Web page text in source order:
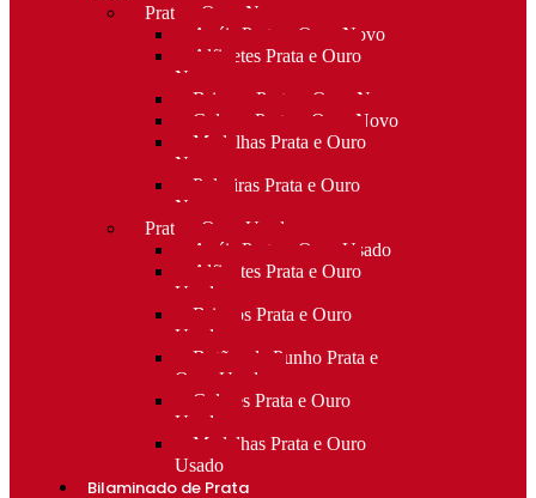
Prata e Ouro Novo
Anéis Prata e Ouro Novo
Alfinetes Prata e Ouro
Novo
Brincos Prata e Ouro Novo
Colares Prata e Ouro Novo
Medalhas Prata e Ouro
Novo
Pulseiras Prata e Ouro
Novo
Prata e Ouro Usado
Anéis Prata e Ouro Usado
Alfinetes Prata e Ouro
Usado
Brincos Prata e Ouro
Usado
Botões de Punho Prata e
Ouro Usado
Colares Prata e Ouro
Usado
Medalhas Prata e Ouro
Usado
Bilaminado de Prata